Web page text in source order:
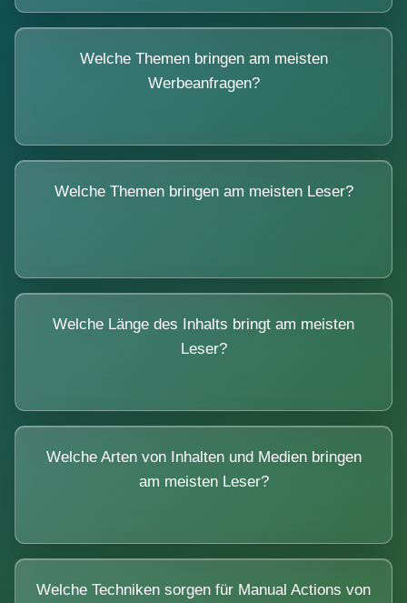
Welche Themen bringen am meisten
Werbeanfragen?
Welche Themen bringen am meisten Leser?
Welche Länge des Inhalts bringt am meisten
Leser?
Welche Arten von Inhalten und Medien bringen
am meisten Leser?
Welche Techniken sorgen für Manual Actions von